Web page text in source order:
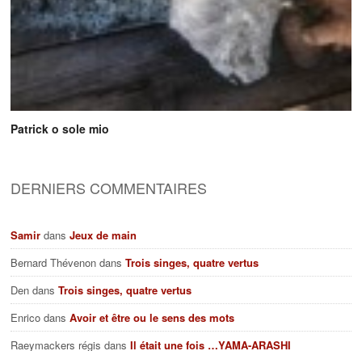
Patrick o sole mio
DERNIERS COMMENTAIRES
Samir dansJeux de main
Bernard Thévenon dansTrois singes, quatre vertus
Den dansTrois singes, quatre vertus
Enrico dansAvoir et être ou le sens des mots
Raeymackers régis dansIl était une fois …YAMA-ARASHI